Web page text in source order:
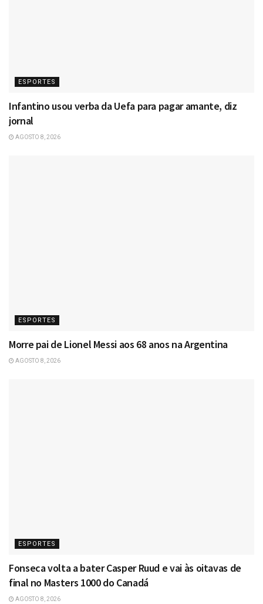
ESPORTES
Infantino usou verba da Uefa para pagar amante, diz
jornal
AGOSTO 8, 2026
ESPORTES
Morre pai de Lionel Messi aos 68 anos na Argentina
AGOSTO 8, 2026
ESPORTES
Fonseca volta a bater Casper Ruud e vai às oitavas de
final no Masters 1000 do Canadá
AGOSTO 8, 2026